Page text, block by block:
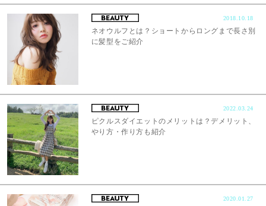
2018.10.18
ネオウルフとは？ショートからロングまで長さ別
に髪型をご紹介
2022.03.24
ピクルスダイエットのメリットは？デメリット、
やり方・作り方も紹介
2020.01.27